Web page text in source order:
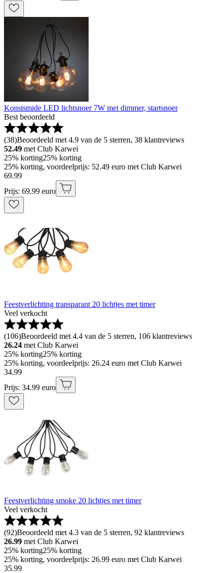
Konstsmide LED lichtsnoer 7W met dimmer, startsnoer
Best beoordeeld
(38)Beoordeeld met 4.9 van de 5 sterren, 38 klantreviews
52.49 met Club Karwei
25% korting25% korting
25% korting, voordeelprijs: 52.49 euro met Club Karwei
69.99
Prijs: 69.99 euro
Feestverlichting transparant 20 lichtjes met timer
Veel verkocht
(106)Beoordeeld met 4.4 van de 5 sterren, 106 klantreviews
26.24 met Club Karwei
25% korting25% korting
25% korting, voordeelprijs: 26.24 euro met Club Karwei
34.99
Prijs: 34.99 euro
Feestverlichting smoke 20 lichtjes met timer
Veel verkocht
(92)Beoordeeld met 4.3 van de 5 sterren, 92 klantreviews
26.99 met Club Karwei
25% korting25% korting
25% korting, voordeelprijs: 26.99 euro met Club Karwei
35.99